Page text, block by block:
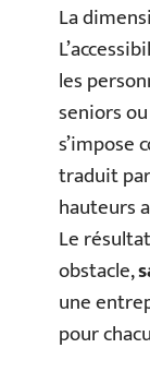
La
les
seniors
s’impose
traduit
hauteurs
Le
obstacle,
une
pour